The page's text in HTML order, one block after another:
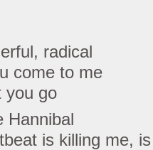
radical
come to me
you go
Hannibal
is killing me,